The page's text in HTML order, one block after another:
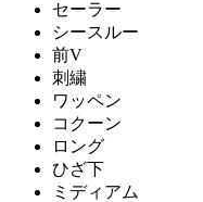
セーラー
シースルー
前V
刺繍
ワッペン
コクーン
ロング
ひざ下
ミディアム